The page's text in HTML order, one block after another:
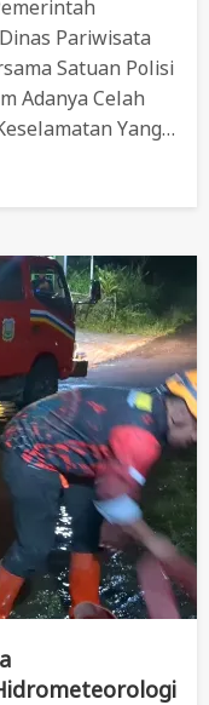
Pariwisata
Satuan Polisi
Adanya Celah
Yang…